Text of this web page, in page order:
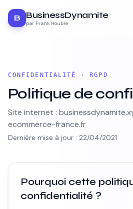
B BusinessDynamite
par Frank Houbre
CONFIDENTIALITÉ · RGPD
Politique de
Site internet :
ecommerce-france.fr
Dernière mise à jour : 22/04/2021
Pourquoi cette
confidentialité ?